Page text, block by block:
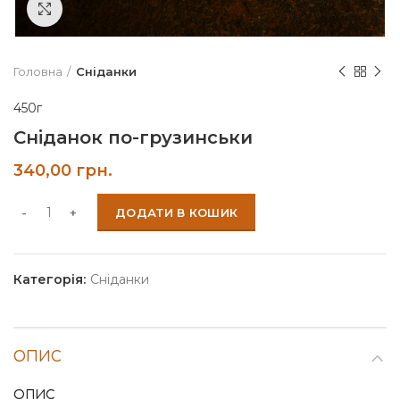
Click to enlarge
Головна Сніданки
450г
Сніданок по-грузинськи
340,00 грн.
ДОДАТИ В КОШИК
Категорія: Сніданки
ОПИС
ОПИС